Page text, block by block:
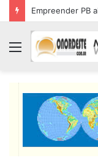
Menu